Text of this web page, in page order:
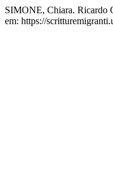
SIMONE, Chiara. Ricardo
em: https://